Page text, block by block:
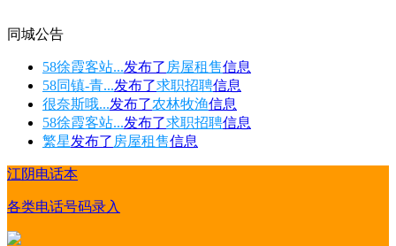
同城公告
58徐霞客站...发布了 房屋租售信息
58同镇-青...发布了求职招聘信息
很奈斯哦...发布了农林牧渔信息
58徐霞客站...发布了求职招聘信息
繁星发布了 房屋租售信息
江阴电话本
各类电话号码录入